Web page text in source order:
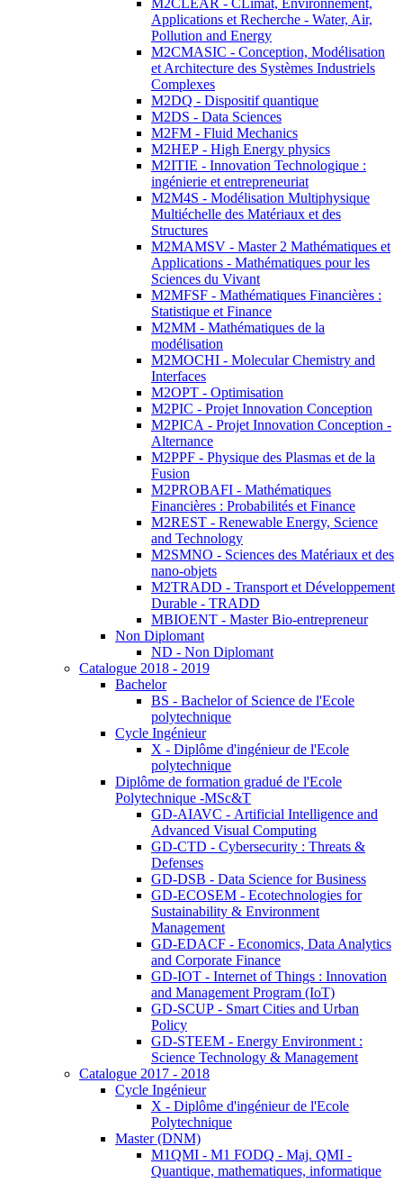
M2CLEAR - CLimat, Environnement,
Applications et Recherche - Water, Air,
Pollution and Energy
M2CMASIC - Conception, Modélisation
et Architecture des Systèmes Industriels
Complexes
M2DQ - Dispositif quantique
M2DS - Data Sciences
M2FM - Fluid Mechanics
M2HEP - High Energy physics
M2ITIE - Innovation Technologique :
ingénierie et entrepreneuriat
M2M4S - Modélisation Multiphysique
Multiéchelle des Matériaux et des
Structures
M2MAMSV - Master 2 Mathématiques et
Applications - Mathématiques pour les
Sciences du Vivant
M2MFSF - Mathématiques Financières :
Statistique et Finance
M2MM - Mathématiques de la
modélisation
M2MOCHI - Molecular Chemistry and
Interfaces
M2OPT - Optimisation
M2PIC - Projet Innovation Conception
M2PICA - Projet Innovation Conception -
Alternance
M2PPF - Physique des Plasmas et de la
Fusion
M2PROBAFI - Mathématiques
Financières : Probabilités et Finance
M2REST - Renewable Energy, Science
and Technology
M2SMNO - Sciences des Matériaux et des
nano-objets
M2TRADD - Transport et Développement
Durable - TRADD
MBIOENT - Master Bio-entrepreneur
Non Diplomant
ND - Non Diplomant
Catalogue 2018 - 2019
Bachelor
BS - Bachelor of Science de l'Ecole
polytechnique
Cycle Ingénieur
X - Diplôme d'ingénieur de l'Ecole
polytechnique
Diplôme de formation gradué de l'Ecole
Polytechnique -MSc&T
GD-AIAVC - Artificial Intelligence and
Advanced Visual Computing
GD-CTD - Cybersecurity : Threats &
Defenses
GD-DSB - Data Science for Business
GD-ECOSEM - Ecotechnologies for
Sustainability & Environment
Management
GD-EDACF - Economics, Data Analytics
and Corporate Finance
GD-IOT - Internet of Things : Innovation
and Management Program (IoT)
GD-SCUP - Smart Cities and Urban
Policy
GD-STEEM - Energy Environment :
Science Technology & Management
Catalogue 2017 - 2018
Cycle Ingénieur
X - Diplôme d'ingénieur de l'Ecole
Polytechnique
Master (DNM)
M1QMI - M1 FODQ - Maj. QMI -
Quantique, mathematiques, informatique